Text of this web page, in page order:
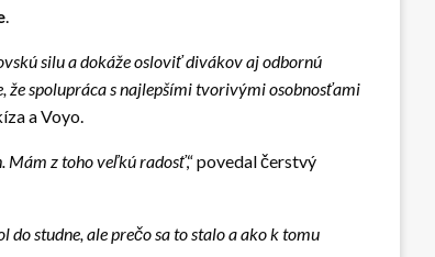
.
silu a dokáže osloviť divákov aj odbornú
že spolupráca s najlepšími tvorivými osobnosťami
a Voyo.
Mám z toho veľkú radosť,“ povedal čerstvý
do studne, ale prečo sa to stalo a ako k tomu